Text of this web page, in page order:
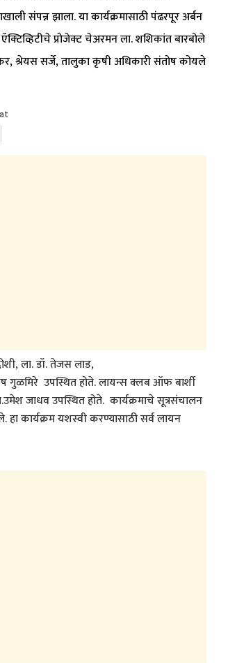
संपन्न झाला. या कार्यक्रमासाठी पंढरपूर अर्बन
प्रोजेक्ट चेअरमन ला. शशिकांत बारबोले
श्रेयस सर्जे, तालुका कृषी अधिकारी संतोष कोयले
ला. डॉ. तेजस लाड,
गुळमिरे उपस्थित होते. लायन्स क्लब ऑफ बार्शी
जाधव उपस्थित होते. कार्यक्रमाचे सूत्रसंचालन
कार्यक्रम यशस्वी करण्यासाठी सर्व लायन